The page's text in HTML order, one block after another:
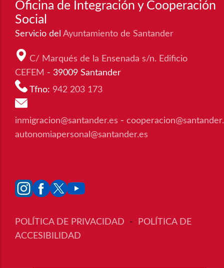
Oficina de Integración y Cooperación
Social
Servicio del Ayuntamiento de Santander
C/ Marqués de la Ensenada s/n. Edificio
CEFEM - 39009 Santander
Tfno: 942 203 173
inmigracion@santander.es -
autonomiapersonal@santander.es
POLÍTICA DE PRIVACIDAD -
POLÍTICA DE
ACCESIBILIDAD